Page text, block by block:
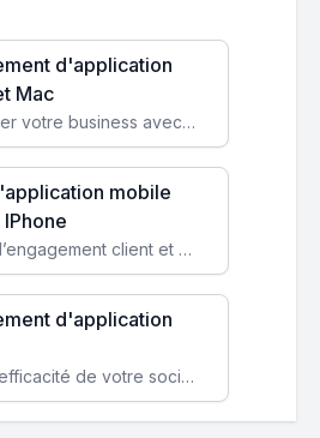
d'application
Mac
Faites évoluer votre business avec des solutions logicielles personnalisées, parfaitement adaptées à vos besoins spécifiques.
mobile
Augmentez l’engagement client et simplifiez vos processus avec une application mobile sur mesure, disponible sur iOS et Android.
d'application
Améliorez l'efficacité de votre société avec une application web personnalisée accessible partout et tout le temps.